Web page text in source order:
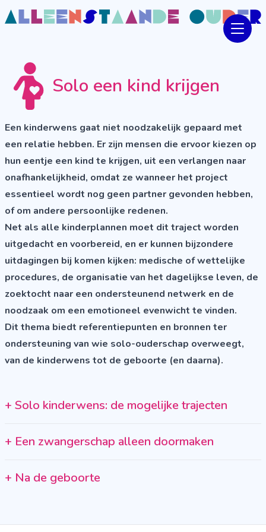
Solo een kind krijgen
Een kinderwens gaat niet noodzakelijk gepaard met
een relatie hebben. Er zijn mensen die ervoor kiezen op
hun eentje een kind te krijgen, uit een verlangen naar
onafhankelijkheid, omdat ze wanneer het project
essentieel wordt nog geen partner gevonden hebben,
of om andere persoonlijke redenen.
Net als alle kinderplannen moet dit traject worden
uitgedacht en voorbereid, en er kunnen bijzondere
uitdagingen bij komen kijken: medische of wettelijke
procedures, de organisatie van het dagelijkse leven, de
zoektocht naar een ondersteunend netwerk en de
noodzaak om een emotioneel evenwicht te vinden.
Dit thema biedt referentiepunten en bronnen ter
ondersteuning van wie solo-ouderschap overweegt,
van de kinderwens tot de geboorte (en daarna).
+ Solo kinderwens: de mogelijke trajecten
+ Een zwangerschap alleen doormaken
+ Na de geboorte